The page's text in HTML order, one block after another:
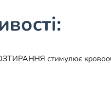
стимулює